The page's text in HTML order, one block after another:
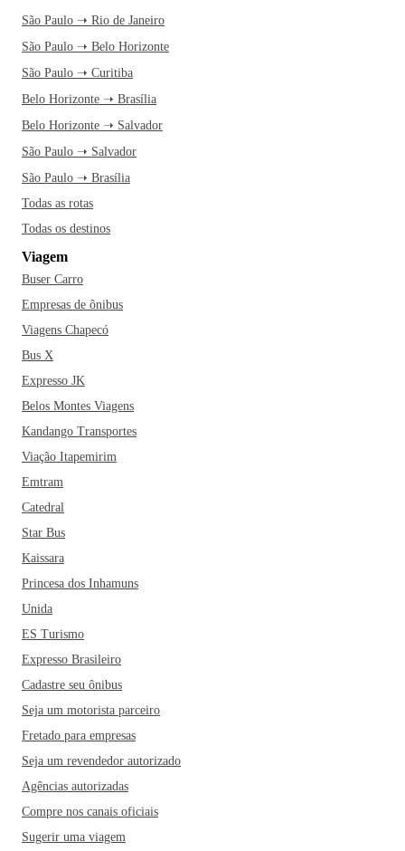
São Paulo ➝ Rio de Janeiro
São Paulo ➝ Belo Horizonte
São Paulo ➝ Curitiba
Belo Horizonte ➝ Brasília
Belo Horizonte ➝ Salvador
São Paulo ➝ Salvador
São Paulo ➝ Brasília
Todas as rotas
Todas os destinos
Viagem
Buser Carro
Empresas de ônibus
Viagens Chapecó
Bus X
Expresso JK
Belos Montes Viagens
Kandango Transportes
Viação Itapemirim
Emtram
Catedral
Star Bus
Kaissara
Princesa dos Inhamuns
Unida
ES Turismo
Expresso Brasileiro
Cadastre seu ônibus
Seja um motorista parceiro
Fretado para empresas
Seja um revendedor autorizado
Agências autorizadas
Compre nos canais oficiais
Sugerir uma viagem